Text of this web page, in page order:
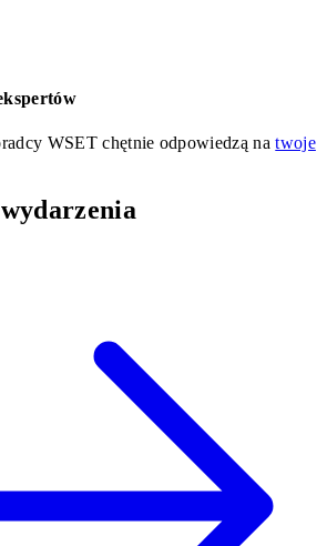
WSET chętnie odpowiedzą natwoje